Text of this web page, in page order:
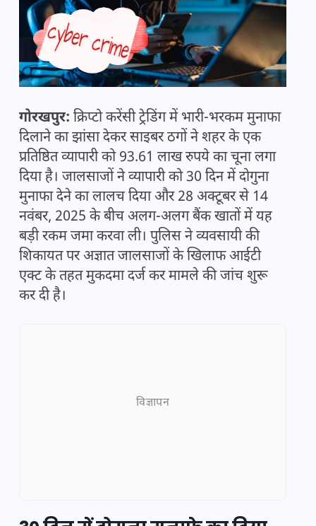
गोरखपुर: क्रिप्टो करेंसी ट्रेडिंग में भारी-भरकम मुनाफा
दिलाने का झांसा देकर साइबर ठगों ने शहर के एक
प्रतिष्ठित व्यापारी को 93.61 लाख रुपये का चूना लगा
दिया है। जालसाजों ने व्यापारी को 30 दिन में दोगुना
मुनाफा देने का लालच दिया और 28 अक्टूबर से 14
नवंबर, 2025 के बीच अलग-अलग बैंक खातों में यह
बड़ी रकम जमा करवा ली। पुलिस ने व्यवसायी की
शिकायत पर अज्ञात जालसाजों के खिलाफ आईटी
एक्ट के तहत मुकदमा दर्ज कर मामले की जांच शुरू
कर दी है।
विज्ञापन